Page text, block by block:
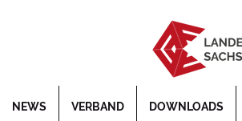
NEWS VERBAND DOWNLOADS